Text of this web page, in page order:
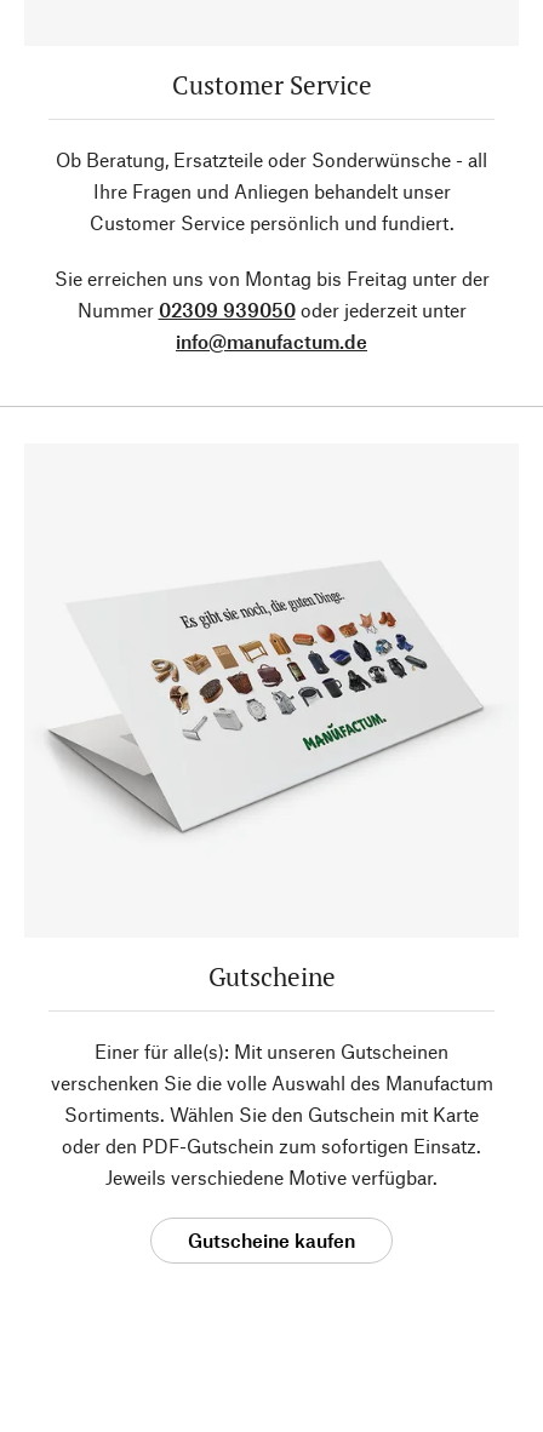
Customer Service
Ob Beratung, Ersatzteile oder Sonderwünsche - all
Ihre Fragen und Anliegen behandelt unser
Customer Service persönlich und fundiert.
Sie erreichen uns von Montag bis Freitag unter der
Nummer 02309 939050oder jederzeit unter
info@manufactum.de
Gutscheine
Einer für alle(s): Mit unseren Gutscheinen
verschenken Sie die volle Auswahl des Manufactum
Sortiments. Wählen Sie den Gutschein mit Karte
oder den PDF-Gutschein zum sofortigen Einsatz.
Jeweils verschiedene Motive verfügbar.
Gutscheine kaufen